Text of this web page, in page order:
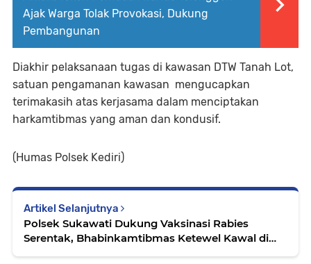
Ajak Warga Tolak Provokasi, Dukung
Pembangunan
Diakhir pelaksanaan tugas di kawasan DTW Tanah Lot,
satuan pengamanan kawasan mengucapkan
terimakasih atas kerjasama dalam menciptakan
harkamtibmas yang aman dan kondusif.
(Humas Polsek Kediri)
Artikel Selanjutnya
Polsek Sukawati Dukung Vaksinasi Rabies
Serentak, Bhabinkamtibmas Ketewel Kawal di